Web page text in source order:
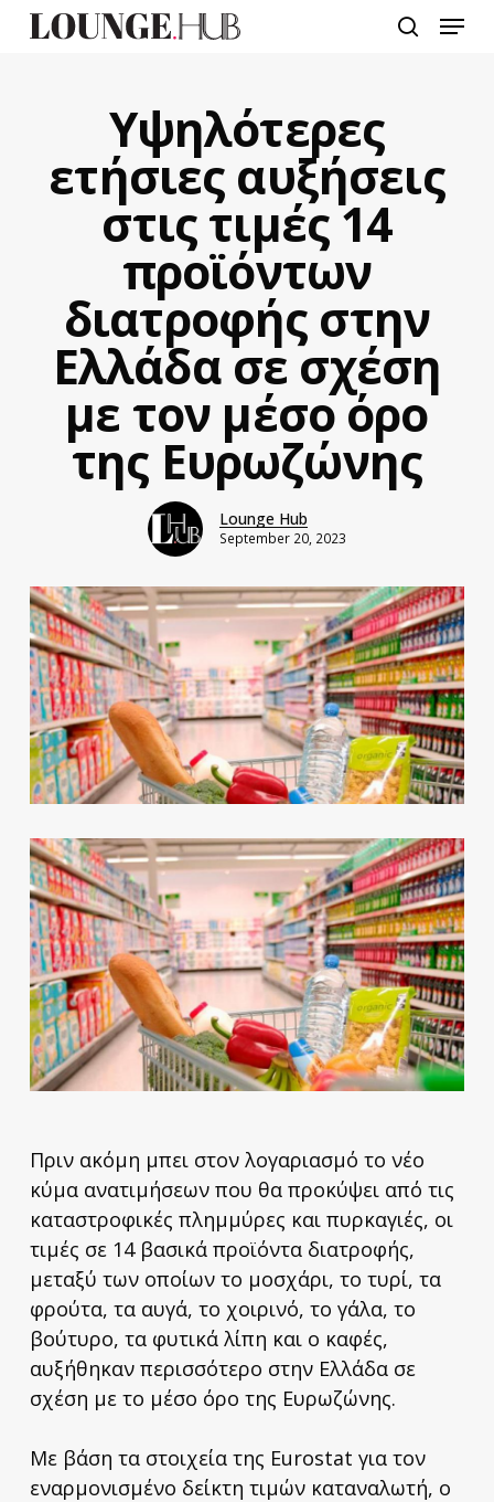
Menu
Υψηλότερες
ετήσιες αυξήσεις
στις τιμές 14
προϊόντων
διατροφής στην
Ελλάδα σε σχέση
με τον μέσο όρο
της Ευρωζώνης
Lounge Hub
September 20, 2023
Πριν ακόμη μπει στον λογαριασμό το νέο
κύμα ανατιμήσεων που θα προκύψει από τις
καταστροφικές πλημμύρες και πυρκαγιές, οι
τιμές σε 14 βασικά προϊόντα διατροφής,
μεταξύ των οποίων το μοσχάρι, το τυρί, τα
φρούτα, τα αυγά, το χοιρινό, το γάλα, το
βούτυρο, τα φυτικά λίπη και ο καφές,
αυξήθηκαν περισσότερο στην Ελλάδα σε
σχέση με το μέσο όρο της Ευρωζώνης.
Με βάση τα στοιχεία της Eurostat για τον
εναρμονισμένο δείκτη τιμών καταναλωτή, ο